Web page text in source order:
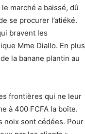
marché a baissé, dû
se procurer l’atiéké.
bravent les
Mme Diallo. En plus
la banane plantin au
frontières qui ne leur
à 400 FCFA la boîte.
noix sont cédées. Pour